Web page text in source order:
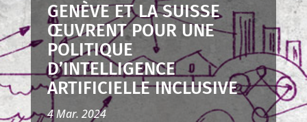
GENÈVE ET LA SUISSE
ŒUVRENT POUR UNE
POLITIQUE
D’INTELLIGENCE
ARTIFICIELLE INCLUSIVE
4 Mar. 2024